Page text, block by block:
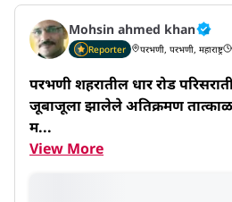
Mohsin ahmed khan
Reporter परभणी, परभणी, महाराष्ट्र
परभणी शहरातील धार रोड
जूबाजूला झालेले अतिक्रमण
म...
View More